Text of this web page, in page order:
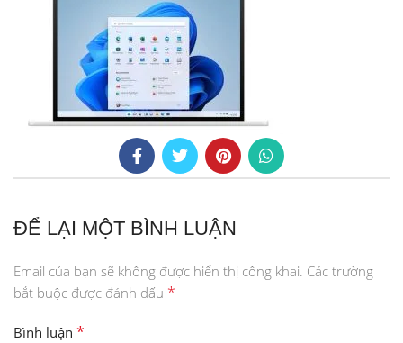
ĐỂ LẠI MỘT BÌNH LUẬN
Email của bạn sẽ không được hiển thị công khai. Các trường
bắt buộc được đánh dấu *
Bình luận *